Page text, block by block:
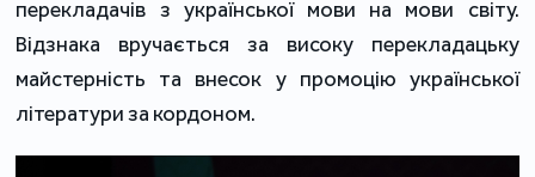
перекладачів з української мови на мови світу.
Відзнака вручається за високу перекладацьку
майстерність та внесок у промоцію української
літератури за кордоном.